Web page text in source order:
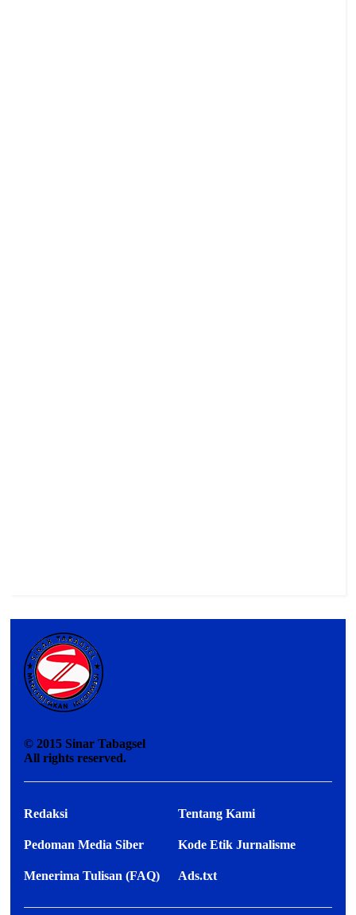
©2015 Sinar Tabagsel
All rights reserved.
Redaksi Tentang Kami
Pedoman Media Siber Kode Etik Jurnalisme
Menerima Tulisan (FAQ) Ads.txt